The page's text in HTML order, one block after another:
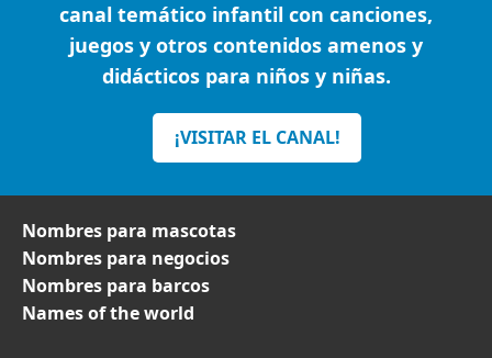
canal temático infantil con canciones,
juegos y otros contenidos amenos y
didácticos para niños y niñas.
¡VISITAR EL CANAL!
Nombres para mascotas
Nombres para negocios
Nombres para barcos
Names of the world